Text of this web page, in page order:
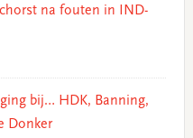
na fouten in IND-
bij… HDK, Banning,
Donker